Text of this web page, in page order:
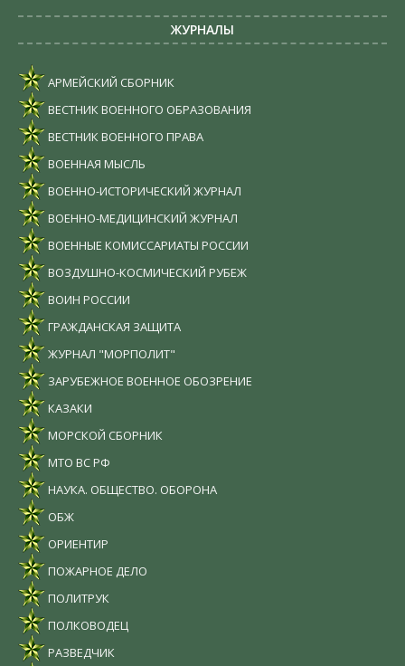
ЖУРНАЛЫ
АРМЕЙСКИЙ СБОРНИК
ВЕСТНИК ВОЕННОГО ОБРАЗОВАНИЯ
ВЕСТНИК ВОЕННОГО ПРАВА
ВОЕННАЯ МЫСЛЬ
ВОЕННО-ИСТОРИЧЕСКИЙ ЖУРНАЛ
ВОЕННО-МЕДИЦИНСКИЙ ЖУРНАЛ
ВОЕННЫЕ КОМИССАРИАТЫ РОССИИ
ВОЗДУШНО-КОСМИЧЕСКИЙ РУБЕЖ
ВОИН РОССИИ
ГРАЖДАНСКАЯ ЗАЩИТА
ЖУРНАЛ "МОРПОЛИТ"
ЗАРУБЕЖНОЕ ВОЕННОЕ ОБОЗРЕНИЕ
КАЗАКИ
МОРСКОЙ СБОРНИК
МТО ВС РФ
НАУКА. ОБЩЕСТВО. ОБОРОНА
ОБЖ
ОРИЕНТИР
ПОЖАРНОЕ ДЕЛО
ПОЛИТРУК
ПОЛКОВОДЕЦ
РАЗВЕДЧИК